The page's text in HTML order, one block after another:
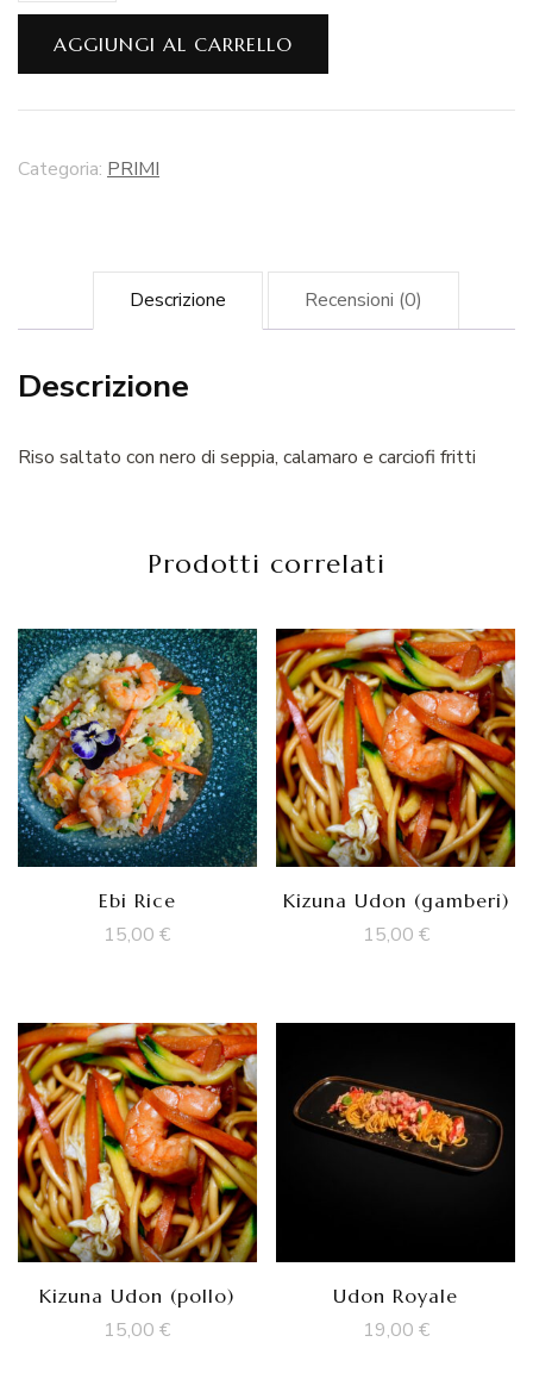
AGGIUNGI AL CARRELLO
Categoria: PRIMI
Descrizione Recensioni (0)
Descrizione
Riso saltato con nero di seppia, calamaro e carciofi fritti
Prodotti correlati
Ebi Rice
15,00€
Kizuna Udon (gamberi)
15,00 €
Kizuna Udon (pollo)
15,00€
Udon Royale
19,00 €